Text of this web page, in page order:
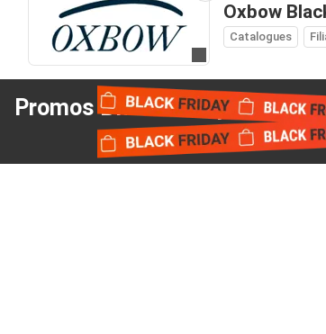
Oxbow
Catalogues
Promos Black Friday de Oxbow